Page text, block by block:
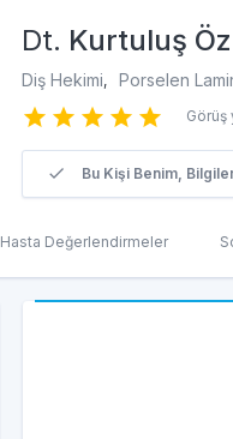
Dt. Kurtuluş
Diş Hekimi, Porselen
Görüş
Bu Kişi Benim,
Hasta Değerlendirmeler